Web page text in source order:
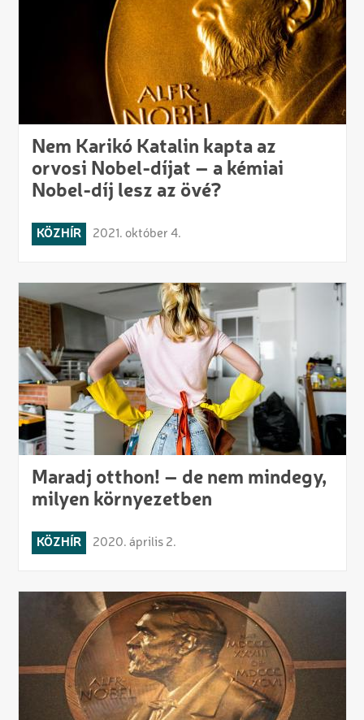
Nem Karikó Katalin kapta az
orvosi Nobel-díjat – a kémiai
Nobel-díj lesz az övé?
KÖZHÍR 2021. október 4.
Maradj otthon! – de nem mindegy,
milyen környezetben
KÖZHÍR 2020. április 2.